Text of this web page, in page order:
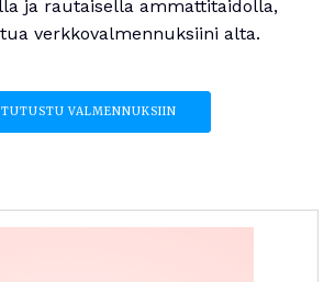
ja rautaisella ammattitaidolla,
verkkovalmennuksiini alta.
TUTUSTU VALMENNUKSIIN